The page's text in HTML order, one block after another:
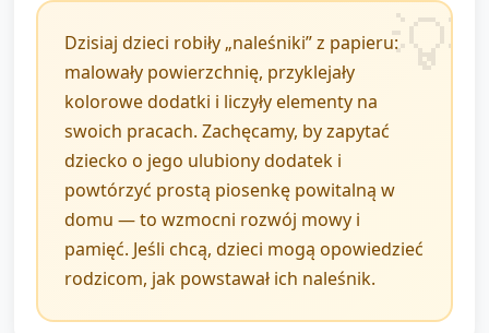
Prezentacja prac: zawieszenie lub ustawienie
naleśników na tablicy/na stole, krótkie pochwały od
opiekuna.
Rozmowa refleksyjna: pytania do dzieci: "Co
najbardziej podobało ci się w zajęciach?", "Jakiego
dodatku użył(a)ś?" (możliwość krótkich odpowiedzi
werbalnych).
Pożegnanie: krótka piosenka lub rytmiczne
klaśnięcie na koniec zajęć.
Dzisiaj dzieci robiły „naleśniki” z papieru:
malowały powierzchnię, przyklejały
kolorowe dodatki i liczyły elementy na
swoich pracach. Zachęcamy, by zapytać
dziecko o jego ulubiony dodatek i
powtórzyć prostą piosenkę powitalną w
domu — to wzmocni rozwój mowy i
pamięć. Jeśli chcą, dzieci mogą opowiedzieć
rodzicom, jak powstawał ich naleśnik.